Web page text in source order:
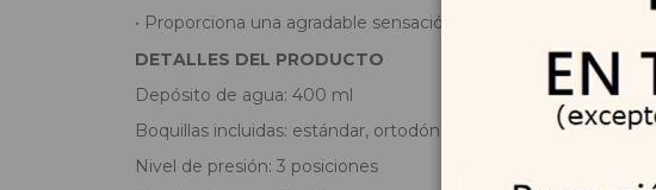
• Proporciona una agradable sensación de higiene y frescor.
DETALLES DEL PRODUCTO
Depósito de agua: 400 ml
Boquillas incluidas: estándar, ortodóntica, seeker y limpiador
Nivel de presión: 3 posiciones